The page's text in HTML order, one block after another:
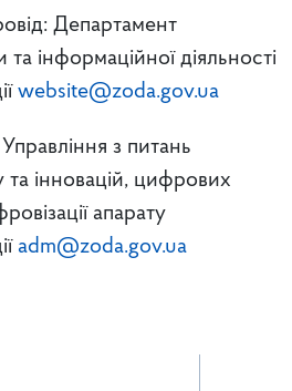
Департамент
та інформаційної діяльності
website@zoda.gov.ua
з питань
інновацій, цифрових
апарату
adm@zoda.gov.ua